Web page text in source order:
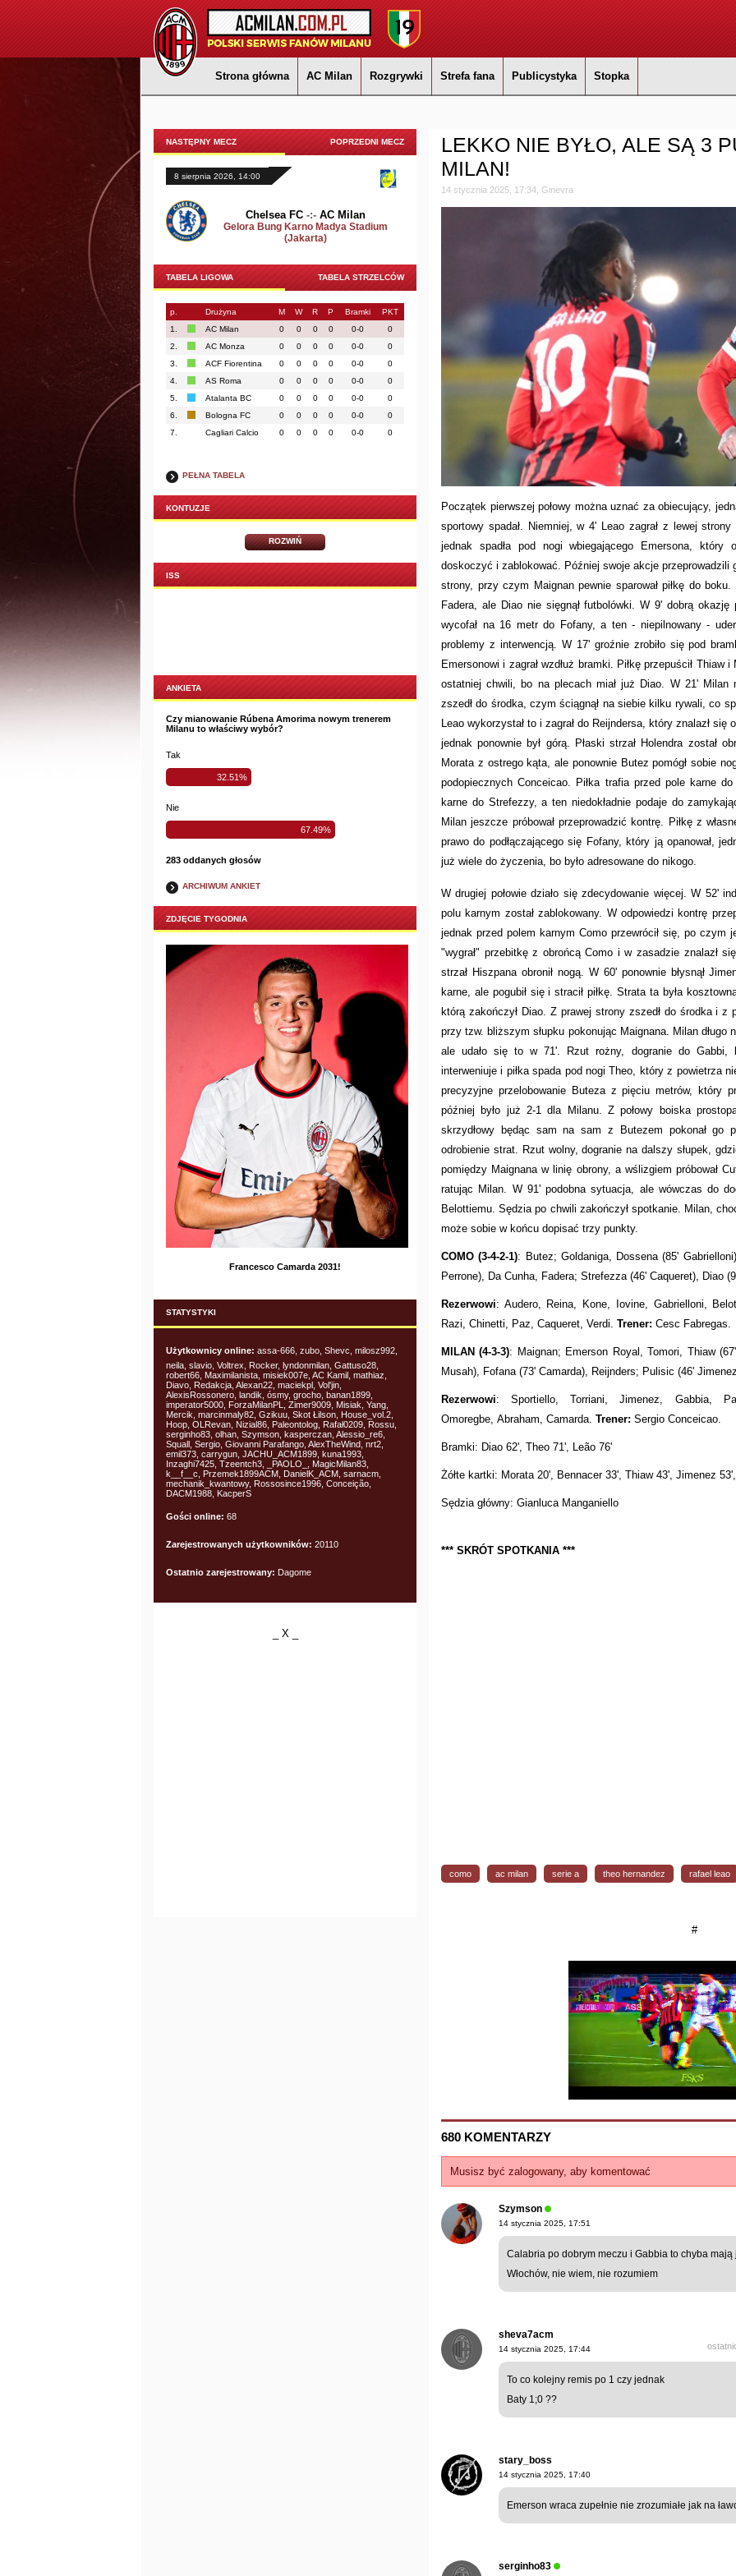
Strona główna AC Milan Rozgrywki Strefa fana Publicystyka Stopka
NASTĘPNY MECZ POPRZEDNI MECZ
8 sierpnia 2026, 14:00
Chelsea FC -:- AC Milan
Gelora Bung Karno Madya Stadium
(Jakarta)
TABELA LIGOWA TABELA STRZELCÓW
p. Drużyna M W R P Bramki
PKT
1.
AC Milan 0 0 0 0 0-0
0
2.
AC Monza 0 0 0 0 0-0
0
3.
ACF Fiorentina 0 0 0 0 0-0
0
4.
AS Roma 0 0 0 0 0-0
0
5.
Atalanta BC 0 0 0 0 0-0
0
6.
Bologna FC 0 0 0 0 0-0
0
7.
Cagliari Calcio 0 0 0 0 0-0 0
PEŁNA TABELA
KONTUZJE
ROZWIŃ
ISS
ANKIETA
Czy mianowanie Rúbena Amorima nowym trenerem
Milanu to właściwy wybór?
Tak
32.51%
Nie
67.49%
283 oddanych głosów
ARCHIWUM ANKIET
ZDJĘCIE TYGODNIA
Francesco Camarda 2031!
STATYSTYKI
Użytkownicy online: assa-666, zubo, Shevc, milosz992,
neila, slavio, Voltrex, Rocker, lyndonmilan, Gattuso28,
robert66, Maximilanista, misiek007e, AC Kamil, mathiaz,
Diavo, Redakcja, Alexan22, maciekpl, Vol'jin,
AlexisRossonero, landik, ósmy, grocho, banan1899,
imperator5000, ForzaMilanPL, Zimer9009, Misiak, Yang,
Mercik, marcinmaly82, Gzikuu, Skot Łilson, House_vol.2,
Hoop, OLRevan, Nizial86, Paleontolog, Rafał0209, Rossu,
serginho83, olhan, Szymson, kasperczan, Alessio_re6,
Squall, Sergio, Giovanni Parafango, AlexTheWind, nrt2,
emil373, carrygun, JACHU_ACM1899, kuna1993,
Inzaghi7425, Tzeentch3, _PAOLO_, MagicMilan83,
k__f__c, Przemek1899ACM, DanielK_ACM, sarnacm,
mechanik_kwantowy, Rossosince1996, Conceição,
DACM1988, KacperS
Gości online: 68
Zarejestrowanych użytkowników: 20110
Ostatnio zarejestrowany: Dagome
_ X _
LEKKO NIE BYŁO, ALE SĄ 3
MILAN!
14 stycznia 2025, 17:34, Ginevra
Początek pierwszej połowy można uznać za obiecujący,
sportowy spadał. Niemniej, w 4' Leao zagrał z lewej
jednak spadła pod nogi wbiegającego Emersona, który
doskoczyć i zablokować. Później swoje akcje przeprowadzili
strony, przy czym Maignan pewnie sparował piłkę do
Fadera, ale Diao nie sięgnął futbolówki. W 9' dobrą
wycofał na 16 metr do Fofany, a ten - niepilnowany -
problemy z interwencją. W 17' groźnie zrobiło się pod
Emersonowi i zagrał wzdłuż bramki. Piłkę przepuścił Thiaw
ostatniej chwili, bo na plecach miał już Diao. W 21' Milan
zszedł do środka, czym ściągnął na siebie kilku rywali, co
Leao wykorzystał to i zagrał do Reijndersa, który znalazł
jednak ponownie był górą. Płaski strzał Holendra został
Morata z ostrego kąta, ale ponownie Butez pomógł sobie
podopiecznych Conceicao. Piłka trafia przed pole karne
karne do Strefezzy, a ten niedokładnie podaje do
Milan jeszcze próbował przeprowadzić kontrę. Piłkę z
prawo do podłączającego się Fofany, który ją opanował,
już wiele do życzenia, bo było adresowane do nikogo.
W drugiej połowie działo się zdecydowanie więcej. W 52'
polu karnym został zablokowany. W odpowiedzi kontrę
jednak przed polem karnym Como przewrócił się, po czym
"wygrał" przebitkę z obrońcą Como i w zasadzie znalazł
strzał Hiszpana obronił nogą. W 60' ponownie błysnął
karne, ale pogubił się i stracił piłkę. Strata ta była
którą zakończył Diao. Z prawej strony zszedł do środka i z
przy tzw. bliższym słupku pokonując Maignana. Milan długo
ale udało się to w 71'. Rzut rożny, dogranie do Gabbi,
interweniuje i piłka spada pod nogi Theo, który z powietrza
precyzyjne przelobowanie Buteza z pięciu metrów, który
później było już 2-1 dla Milanu. Z połowy boiska
skrzydłowy będąc sam na sam z Butezem pokonał go
odrobienie strat. Rzut wolny, dogranie na dalszy słupek,
pomiędzy Maignana w linię obrony, a wślizgiem próbował
ratując Milan. W 91' podobna sytuacja, ale wówczas do
Belottiemu. Sędzia po chwili zakończył spotkanie. Milan,
może sobie w końcu dopisać trzy punkty.
COMO (3-4-2-1): Butez; Goldaniga, Dossena (85'
Perrone), Da Cunha, Fadera; Strefezza (46' Caqueret), Diao
Rezerwowi: Audero, Reina, Kone, Iovine, Gabrielloni,
Razi, Chinetti, Paz, Caqueret, Verdi. Trener: Cesc Fabregas.
MILAN (4-3-3): Maignan; Emerson Royal, Tomori, Thiaw
Musah), Fofana (73' Camarda), Reijnders; Pulisic (46'
Rezerwowi: Sportiello, Torriani, Jimenez, Gabbia,
Omoregbe, Abraham, Camarda. Trener: Sergio Conceicao.
Bramki: Diao 62', Theo 71', Leão 76'
Żółte kartki: Morata 20', Bennacer 33', Thiaw 43', Jimenez
Sędzia główny: Gianluca Manganiello
*** SKRÓT SPOTKANIA ***
como ac milan serie a theo hernandez rafael leao
#
680 KOMENTARZY
Musisz być zalogowany, aby komentować
Szymson
14 stycznia 2025, 17:51
Calabria po dobrym meczu i Gabbia to chyba
Włochów, nie wiem, nie rozumiem
sheva7acm
14 stycznia 2025, 17:44
To co kolejny remis po 1 czy jednak
Baty 1;0 ??
stary_boss
14 stycznia 2025, 17:40
Emerson wraca zupełnie nie zrozumiałe jak na
serginho83